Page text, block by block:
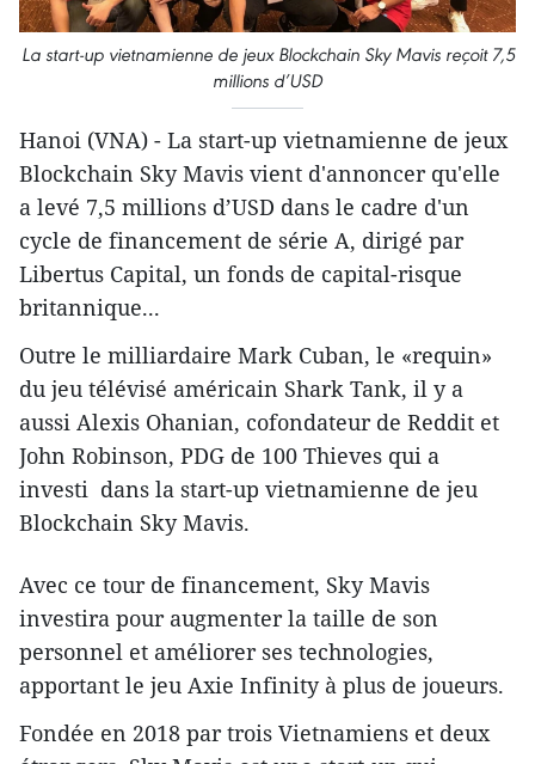
La start-up vietnamienne de jeux Blockchain Sky Mavis reçoit 7,5
millions d’USD
Hanoi (VNA) - La start-up vietnamienne de jeux
Blockchain Sky Mavis vient d'annoncer qu'elle
a levé 7,5 millions d’USD dans le cadre d'un
cycle de financement de série A, dirigé par
Libertus Capital, un fonds de capital-risque
britannique...
Outre le milliardaire Mark Cuban, le «requin»
du jeu télévisé américain Shark Tank, il y a
aussi Alexis Ohanian, cofondateur de Reddit et
John Robinson, PDG de 100 Thieves qui a
investi dans la start-up vietnamienne de jeu
Blockchain Sky Mavis.
Avec ce tour de financement, Sky Mavis
investira pour augmenter la taille de son
personnel et améliorer ses technologies,
apportant le jeu Axie Infinity à plus de joueurs.
Fondée en 2018 par trois Vietnamiens et deux